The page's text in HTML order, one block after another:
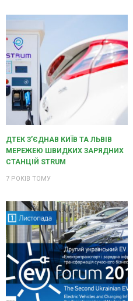
ДТЕК З’ЄДНАВ КИЇВ ТА ЛЬВІВ
МЕРЕЖЕЮ ШВИДКИХ ЗАРЯДНИХ
СТАНЦІЙ STRUM
7 РОКІВ ТОМУ